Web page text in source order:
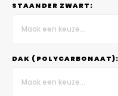
STAANDER ZWART:
Maak een keuze...
DAK (POLYCARBONAAT):
Maak een keuze...